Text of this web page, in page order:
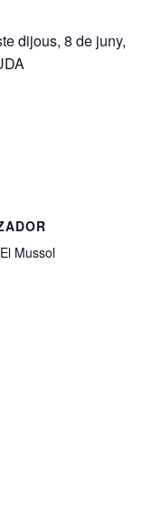
dijous, 8 de juny,
Mussol